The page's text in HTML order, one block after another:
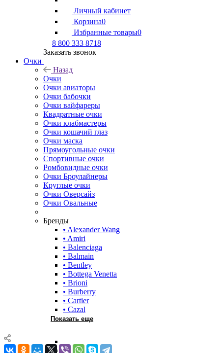
Личный кабинет
Корзина0
Избранные товары0
8 800 333 8718
Заказать звонок
Очки
Назад
Очки
Очки авиаторы
Очки бабочки
Очки вайфареры
Квадратные очки
Очки клабмастеры
Очки кошачий глаз
Очки маска
Прямоугольные очки
Спортивные очки
Ромбовидные очки
Очки Броулайнеры
Круглые очки
Очки Оверсайз
Очки Овальные
Бренды
• Alexander Wang
• Amiri
• Balenciaga
• Balmain
• Bentley
• Bottega Venetta
• Brioni
• Burberry
• Cartier
• Cazal
Показать еще